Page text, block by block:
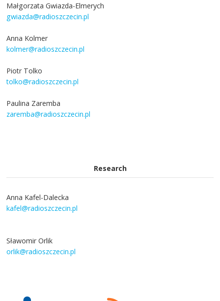
Małgorzata Gwiazda-Elmerych
gwiazda@radioszczecin.pl
Anna Kolmer
kolmer@radioszczecin.pl
Piotr Tolko
tolko@radioszczecin.pl
Paulina Zaremba
zaremba@radioszczecin.pl
Research
Anna Kafel-Dalecka
kafel@radioszczecin.pl
Sławomir Orlik
orlik@radioszczecin.pl